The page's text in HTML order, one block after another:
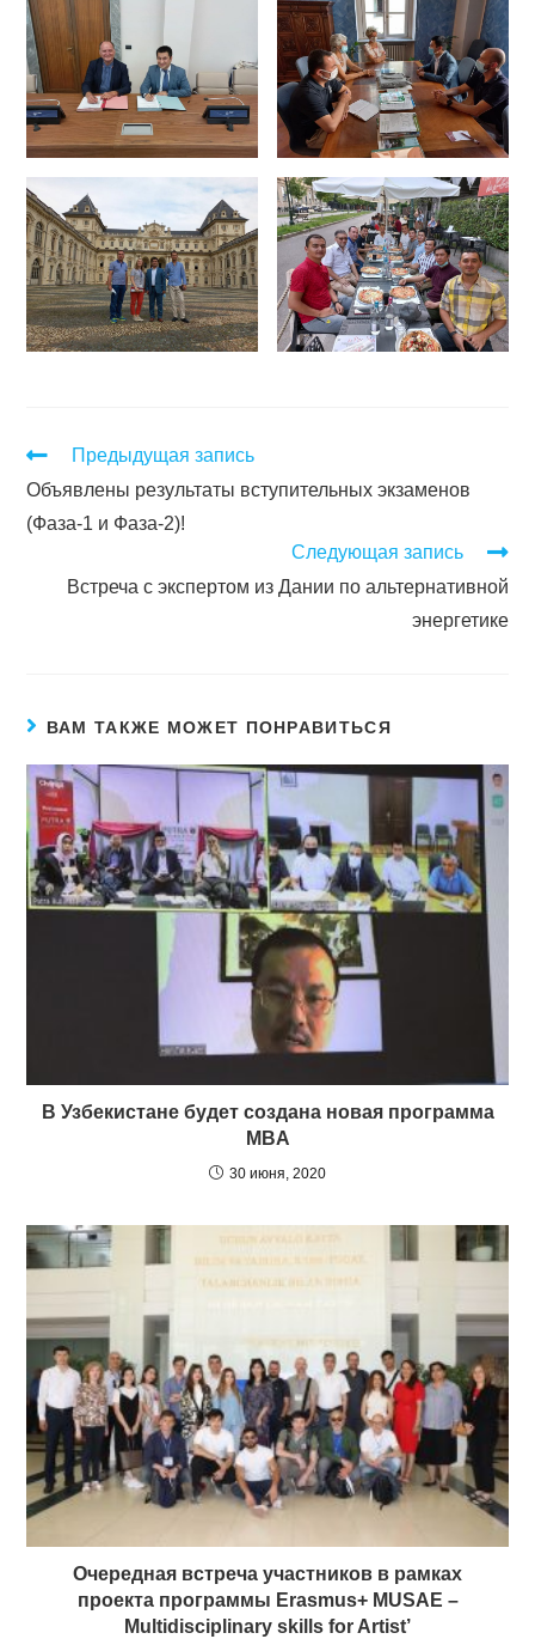
Предыдущая запись
Объявлены результаты вступительных экзаменов
(Фаза-1 и Фаза-2)!
Следующая запись
Встреча с экспертом из Дании по альтернативной
энергетике
ВАМ ТАКЖЕ МОЖЕТ ПОНРАВИТЬСЯ
В Узбекистане будет создана новая программа
MBA
30 июня, 2020
Очередная встреча участников в рамках
проекта программы Erasmus+ MUSAE –
Multidisciplinary skills for Artist’